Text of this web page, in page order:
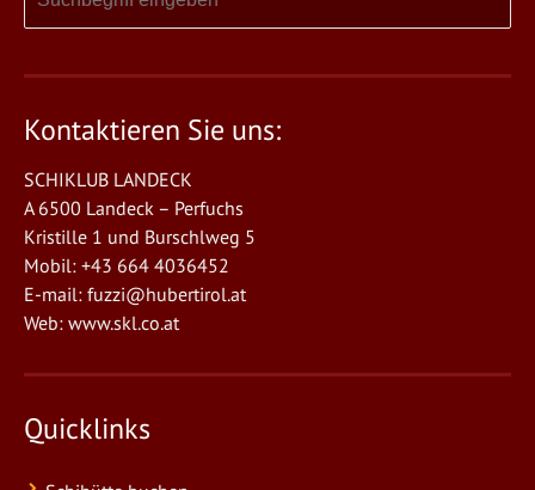
Kontaktieren Sie uns:
SCHIKLUB LANDECK
A 6500 Landeck – Perfuchs
Kristille 1 und Burschlweg 5
Mobil: +43 664 4036452
E-mail: fuzzi@hubertirol.at
Web: www.skl.co.at
Quicklinks